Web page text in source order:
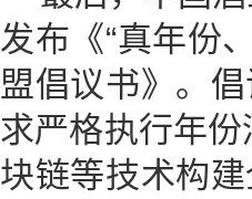
发布《“真年份
盟倡议书》。
求严格执行年
块链等技术构